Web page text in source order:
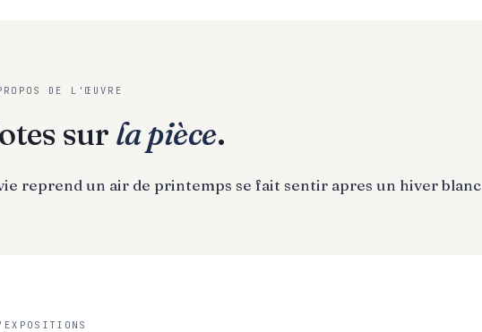
DE L'ŒUVRE
sur la pièce.
reprend un air de printemps se fait sentir apres un hiver blanc